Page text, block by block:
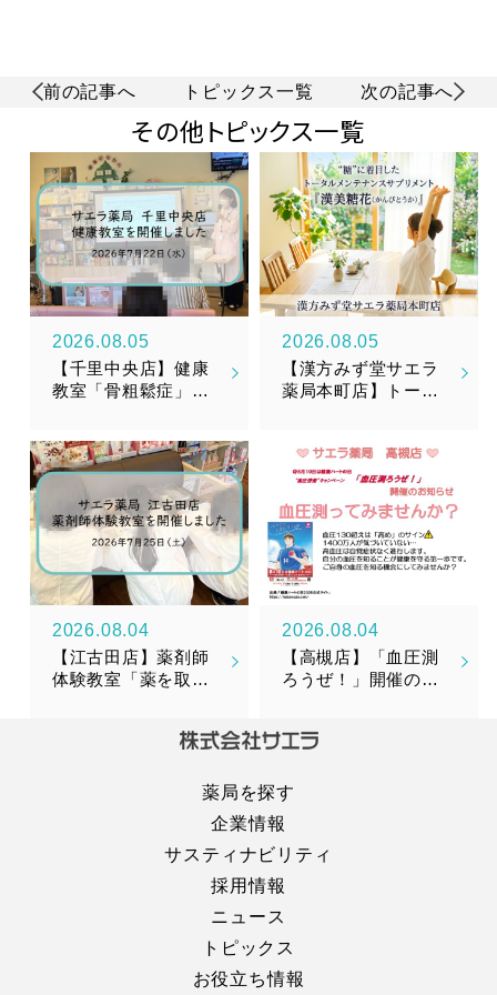
前の記事へ トピックス一覧 次の記事へ
その他トピックス一覧
2026.08.05
【千里中央店】健康
教室「骨粗鬆症」を
2026.08.05
【漢方みず堂サエラ
薬局本町店】トータ
（かんびとうか）』
新発売のお知らせ
2026.08.04
【江古田店】薬剤師
体験教室「薬を取り
2026.08.04
【高槻店】「血圧測
ろうぜ！」開催のお
薬局を探す
企業情報
サスティナビリティ
採用情報
ニュース
トピックス
お役立ち情報